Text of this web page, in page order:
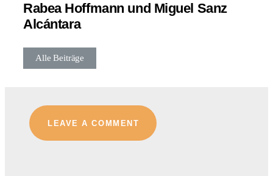
Rabea Hoffmann und Miguel Sanz
Alcántara
Alle Beiträge
LEAVE A COMMENT